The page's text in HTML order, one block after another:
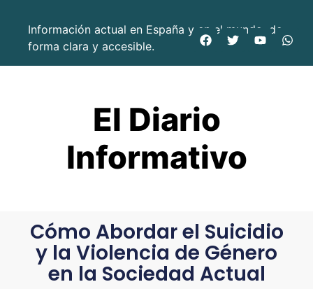
Información actual en España y en el mundo, de
forma clara y accesible.
El Diario
Informativo
Cómo Abordar el Suicidio
y la Violencia de Género
en la Sociedad Actual